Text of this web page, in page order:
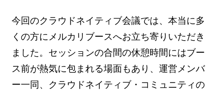
今回のクラウドネイティブ会議では、本当に多
くの方にメルカリブースへお立ち寄りいただき
ました。セッションの合間の休憩時間にはブー
ス前が熱気に包まれる場面もあり、運営メンバ
ー一同、クラウドネイティブ・コミュニティの